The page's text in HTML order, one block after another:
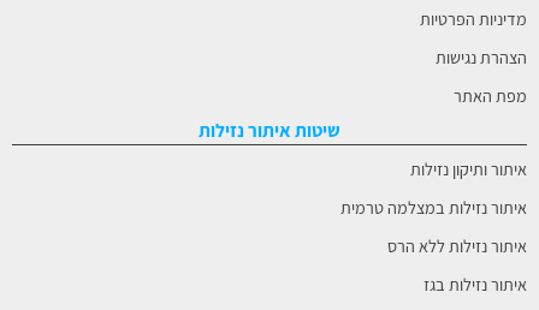
מדיניות הפרטיות
הצהרת נגישות
מפת האתר
שיטות איתור נזילות
איתור ותיקון נזילות
איתור נזילות במצלמה טרמית
איתור נזילות ללא הרס
איתור נזילות בגז